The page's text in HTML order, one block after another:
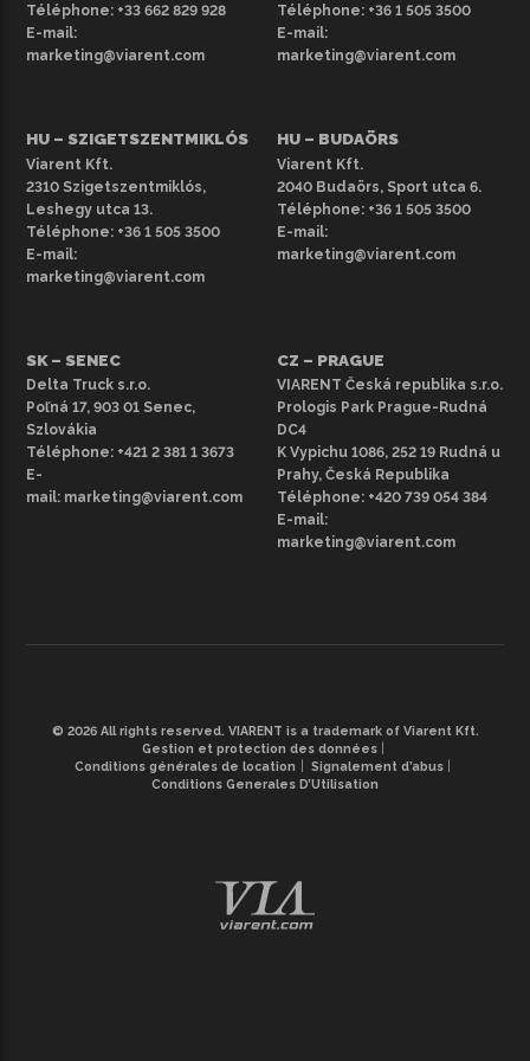
kisteherautók színben, évjáratban és felszereltségben
eltérhetnek a bemutatottaktól. További bérelhető
Téléphone: +33 662 829 928
E-mail:
marketing@viarent.com
Téléphone: +36 1 505 3500
E-mail:
marketing@viarent.com
HU – SZIGETSZENTMIKLÓS
Viarent Kft.
2310 Szigetszentmiklós,
Leshegy utca 13.
Téléphone: +36 1 505 3500
E-mail:
marketing@viarent.com
HU – BUDAÖRS
Viarent Kft.
2040 Budaörs, Sport utca 6.
Téléphone: +36 1 505 3500
E-mail:
marketing@viarent.com
SK – SENEC
Delta Truck s.r.o.
Poľná 17, 903 01 Senec,
Szlovákia
Téléphone: +421 2 381 1 3673
E-
mail: marketing@viarent.com
CZ – PRAGUE
VIARENT Česká republika s.r.o.
Prologis Park Prague-Rudná
DC4
K Vypichu 1086, 252 19 Rudná u
Prahy, Česká Republika
Téléphone: +420 739 054 384
E-mail:
marketing@viarent.com
© 2026 All rights reserved. VIARENT is a trademark of Viarent Kft.
Gestion et protection des données
Conditions générales de location
Signalement d’abus
Conditions Generales D’Utilisation